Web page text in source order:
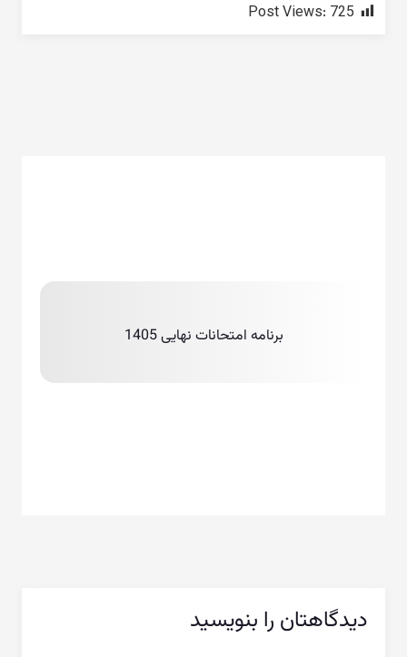
Post Views: 725
برنامه امتحانات نهایی 1405
دیدگاهتان را بنویسید